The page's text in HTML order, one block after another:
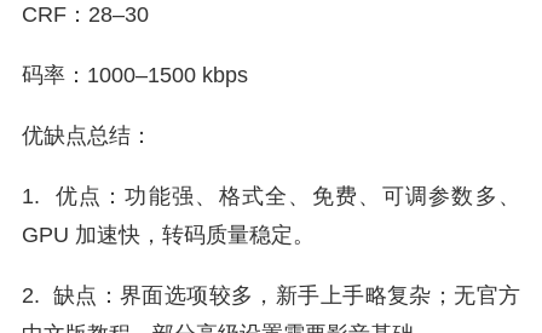
CRF：28–30
码率：1000–1500 kbps
优缺点总结：
1. 优点：功能强、格式全、免费、可调参数多、
GPU 加速快，转码质量稳定。
2. 缺点：界面选项较多，新手上手略复杂；无官方